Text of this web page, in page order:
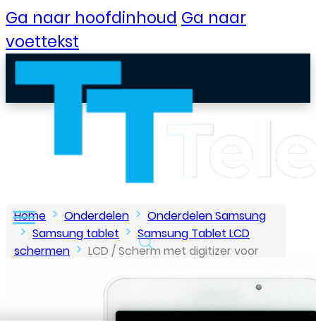
Ga naar hoofdinhoud Ga naar
voettekst
B2B Portaal
Klantenservice
Home Onderdelen
Onderdelen Samsung
Samsung tablet
Samsung Tablet LCD
schermen
LCD / Scherm met digitizer voor